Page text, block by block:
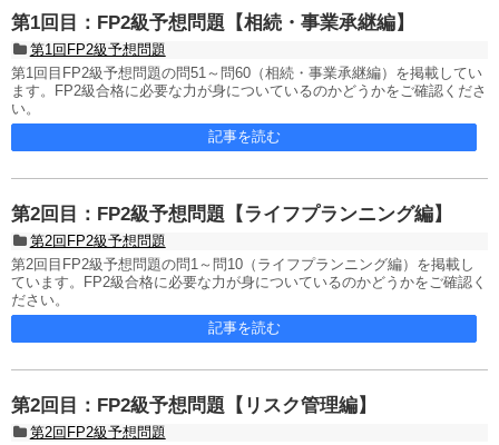
第1回目：FP2級予想問題【相続・事業承継編】
第1回FP2級予想問題
第1回目FP2級予想問題の問51～問60（相続・事業承継編）を掲載してい
ます。FP2級合格に必要な力が身についているのかどうかをご確認くださ
い。
記事を読む
第2回目：FP2級予想問題【ライフプランニング編】
第2回FP2級予想問題
第2回目FP2級予想問題の問1～問10（ライフプランニング編）を掲載し
ています。FP2級合格に必要な力が身についているのかどうかをご確認く
ださい。
記事を読む
第2回目：FP2級予想問題【リスク管理編】
第2回FP2級予想問題